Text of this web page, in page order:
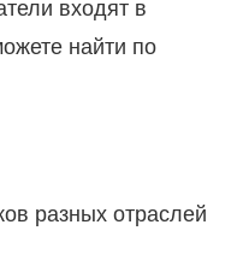
входят в
найти по
разных отраслей